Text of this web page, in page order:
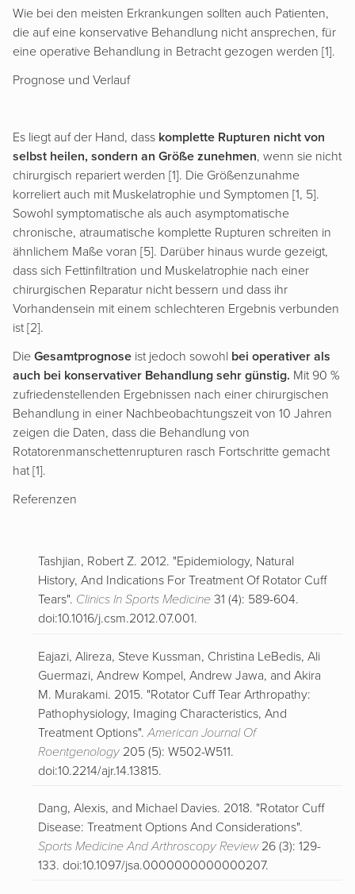
Wie bei den meisten Erkrankungen sollten auch Patienten,
die auf eine konservative Behandlung nicht ansprechen, für
eine operative Behandlung in Betracht gezogen werden [1].
Prognose und Verlauf
Es liegt auf der Hand, dass komplette Rupturen nicht von
selbst heilen, sondern an Größe zunehmen, wenn sie nicht
chirurgisch repariert werden [1]. Die Größenzunahme
korreliert auch mit Muskelatrophie und Symptomen [1, 5].
Sowohl symptomatische als auch asymptomatische
chronische, atraumatische komplette Rupturen schreiten in
ähnlichem Maße voran [5]. Darüber hinaus wurde gezeigt,
dass sich Fettinfiltration und Muskelatrophie nach einer
chirurgischen Reparatur nicht bessern und dass ihr
Vorhandensein mit einem schlechteren Ergebnis verbunden
ist [2].
Die Gesamtprognose ist jedoch sowohl bei operativer als
auch bei konservativer Behandlung sehr günstig. Mit 90 %
zufriedenstellenden Ergebnissen nach einer chirurgischen
Behandlung in einer Nachbeobachtungszeit von 10 Jahren
zeigen die Daten, dass die Behandlung von
Rotatorenmanschettenrupturen rasch Fortschritte gemacht
hat [1].
Referenzen
Tashjian, Robert Z. 2012. "Epidemiology, Natural
History, And Indications For Treatment Of Rotator Cuff
Tears". Clinics In Sports Medicine 31 (4): 589-604.
doi:10.1016/j.csm.2012.07.001.
Eajazi, Alireza, Steve Kussman, Christina LeBedis, Ali
Guermazi, Andrew Kompel, Andrew Jawa, and Akira
M. Murakami. 2015. "Rotator Cuff Tear Arthropathy:
Pathophysiology, Imaging Characteristics, And
Treatment Options".American Journal Of
Roentgenology 205 (5): W502-W511.
doi:10.2214/ajr.14.13815.
Dang, Alexis, and Michael Davies. 2018. "Rotator Cuff
Disease: Treatment Options And Considerations".
Sports Medicine And Arthroscopy Review26 (3): 129-
133. doi:10.1097/jsa.0000000000000207.